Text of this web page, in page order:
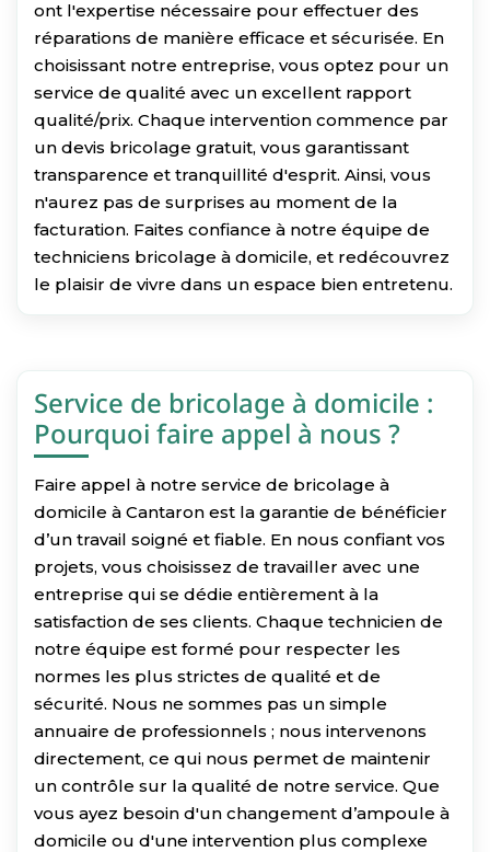
ont l'expertise nécessaire pour effectuer des
réparations de manière efficace et sécurisée. En
choisissant notre entreprise, vous optez pour un
service de qualité avec un excellent rapport
qualité/prix. Chaque intervention commence par
un devis bricolage gratuit, vous garantissant
transparence et tranquillité d'esprit. Ainsi, vous
n'aurez pas de surprises au moment de la
facturation. Faites confiance à notre équipe de
techniciens bricolage à domicile, et redécouvrez
le plaisir de vivre dans un espace bien entretenu.
Service de bricolage à domicile :
Pourquoi faire appel à nous ?
Faire appel à notre service de bricolage à
domicile à Cantaron est la garantie de bénéficier
d’un travail soigné et fiable. En nous confiant vos
projets, vous choisissez de travailler avec une
entreprise qui se dédie entièrement à la
satisfaction de ses clients. Chaque technicien de
notre équipe est formé pour respecter les
normes les plus strictes de qualité et de
sécurité. Nous ne sommes pas un simple
annuaire de professionnels ; nous intervenons
directement, ce qui nous permet de maintenir
un contrôle sur la qualité de notre service. Que
vous ayez besoin d'un changement d’ampoule à
domicile ou d'une intervention plus complexe